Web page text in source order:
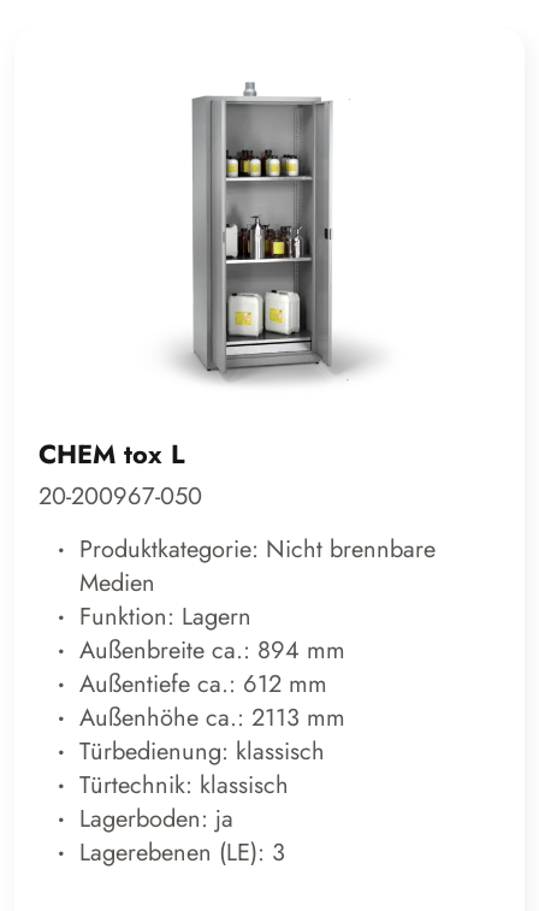
CHEM tox L
20-200967-050
Produktkategorie: Nicht brennbare
Medien
Funktion: Lagern
Außenbreite ca.: 894 mm
Außentiefe ca.: 612 mm
Außenhöhe ca.: 2113 mm
Türbedienung: klassisch
Türtechnik: klassisch
Lagerboden: ja
Lagerebenen (LE): 3